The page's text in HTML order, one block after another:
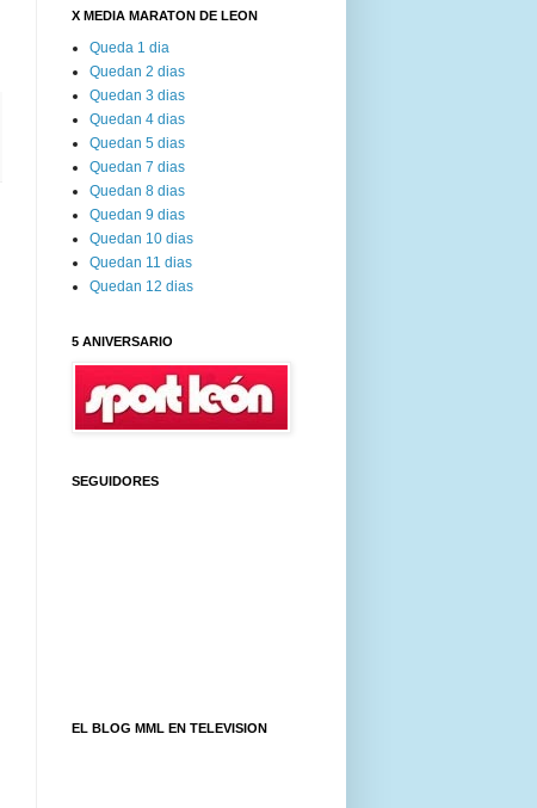
X MEDIA MARATON DE LEON
Queda 1 dia
Quedan 2 dias
Quedan 3 dias
Quedan 4 dias
Quedan 5 dias
Quedan 7 dias
Quedan 8 dias
Quedan 9 dias
Quedan 10 dias
Quedan 11 dias
Quedan 12 dias
5 ANIVERSARIO
SEGUIDORES
EL BLOG MML EN TELEVISION